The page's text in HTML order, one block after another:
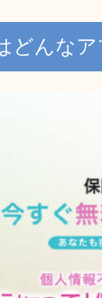
どんなア